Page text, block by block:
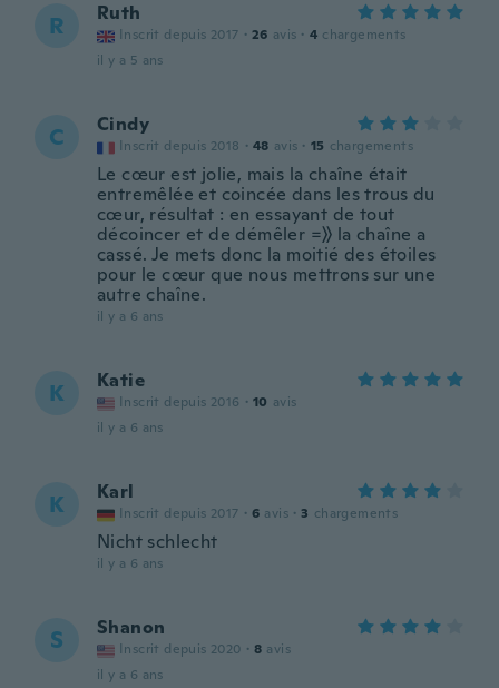
R Ruth
Inscrit depuis 2017 · 26 avis · 4 chargements
il y a 5 ans
C Cindy
Inscrit depuis 2018 · 48 avis · 15 chargements
Le cœur est jolie, mais la chaîne était
entremêlée et coincée dans les trous du
cœur, résultat : en essayant de tout
décoincer et de démêler =》 la chaîne a
cassé. Je mets donc la moitié des étoiles
pour le cœur que nous mettrons sur une
autre chaîne.
il y a 6 ans
K Katie
Inscrit depuis 2016 · 10 avis
il y a 6 ans
K Karl
Inscrit depuis 2017 · 6 avis · 3 chargements
Nicht schlecht
il y a 6 ans
S Shanon
Inscrit depuis 2020 · 8 avis
il y a 6 ans